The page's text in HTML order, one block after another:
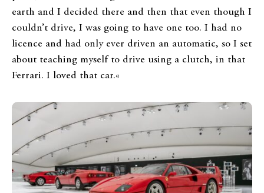
earth and I decided there and then that even though I
couldn’t drive, I was going to have one too. I had no
licence and had only ever driven an automatic, so I set
about teaching myself to drive using a clutch, in that
Ferrari. I loved that car.«